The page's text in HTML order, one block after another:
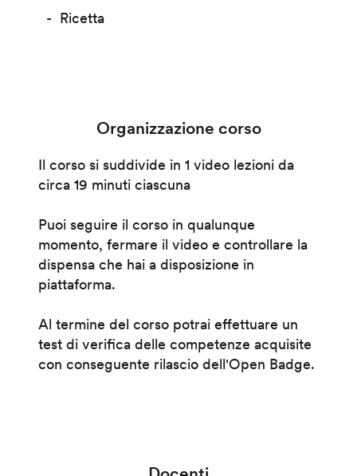
Ricetta
Organizzazione corso
Il corso si suddivide in 1 video lezioni da
circa 19 minuti ciascuna
Puoi seguire il corso in qualunque
momento, fermare il video e controllare la
dispensa che hai a disposizione in
piattaforma.
Al termine del corso potrai effettuare un
test di verifica delle competenze acquisite
con conseguente rilascio dell'Open Badge.